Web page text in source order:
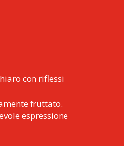
con riflessi
fruttato.
espressione